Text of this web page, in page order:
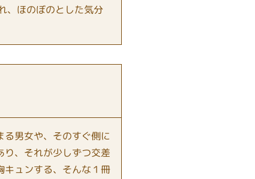
、ほのぼのとした気分
男女や、そのすぐ側に
、それが少しずつ交差
キュンする、そんな１冊